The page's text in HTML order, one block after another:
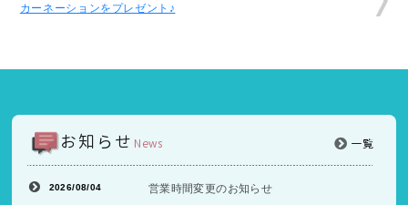
カーネーションをプレゼント♪
お知らせ News 一覧
2026/08/04 営業時間変更のお知らせ